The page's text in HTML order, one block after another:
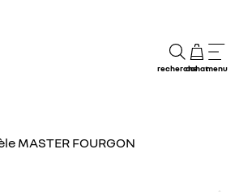
rechercheachatmenu
MASTER FOURGON